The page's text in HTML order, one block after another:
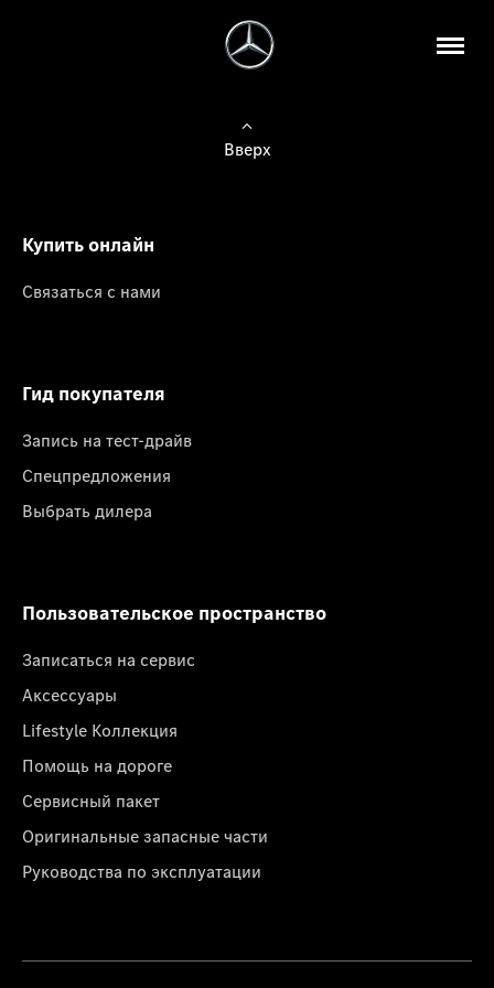
Вверх
Купить онлайн
Связаться с нами
Гид покупателя
Запись на тест-драйв
Спецпредложения
Выбрать дилера
Пользовательское пространство
Записаться на сервис
Аксессуары
Lifestyle Коллекция
Помощь на дороге
Сервисный пакет
Оригинальные запасные части
Руководства по эксплуатации